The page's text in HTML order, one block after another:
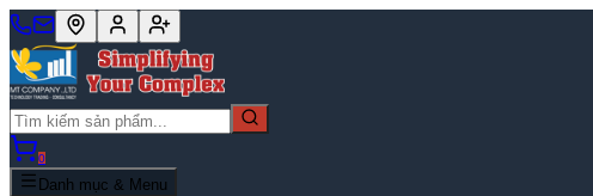
0
Danh mục & Menu